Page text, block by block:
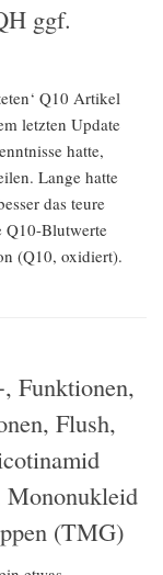
ggf.
Q10 Artikel
letzten Update
hatte,
Lange hatte
das teure
Q10-Blutwerte
(Q10, oxidiert).
Funktionen,
Flush,
(TMG)